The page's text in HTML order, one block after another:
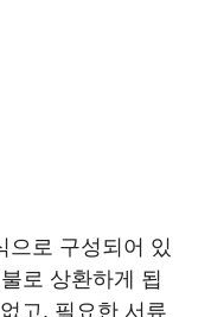
으로 구성되어 있
로 상환하게 됩
고, 필요한 서류